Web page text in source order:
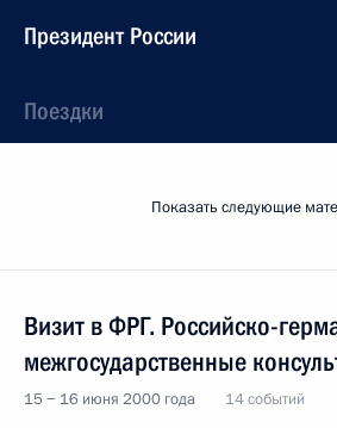
Президент России
Поездки
Показать следующие
Визит в ФРГ. Российско-
межгосударственные
15 − 16 июня 2000 года 14 событий